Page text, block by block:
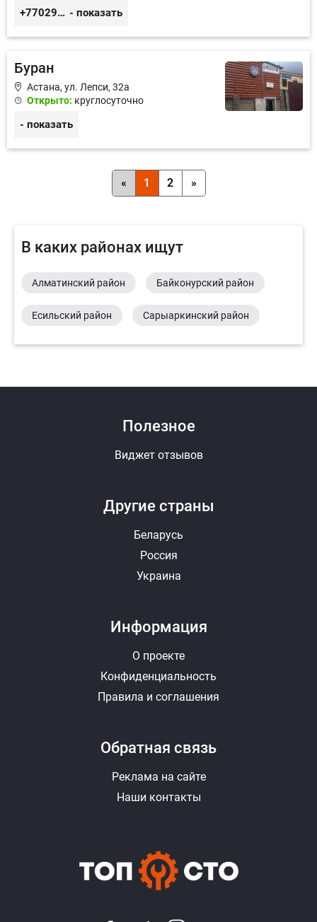
+77029166636 - показать
Буран
Астана, ​ул. Лепси, 32а
Открыто: круглосуточно
- показать
« 1 2 »
В каких районах ищут
Алматинский район Байконурский район
Есильский район Сарыаркинский район
Другие страны
Беларусь
Россия
Украина
Полезное
Виджет отзывов
Информация
О проекте
Конфиденциальность
Правила и соглашения
Обратная связь
Реклама на сайте
Наши контакты